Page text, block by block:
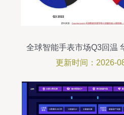
全球智能手表市场Q3回温
据服务成关
更新时间：2026-